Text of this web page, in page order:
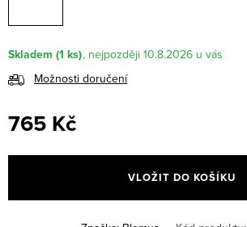
Skladem (1 ks)
10.8.2026
Možnosti doručení
765 Kč
cena:
VLOŽIT DO KOŠÍKU